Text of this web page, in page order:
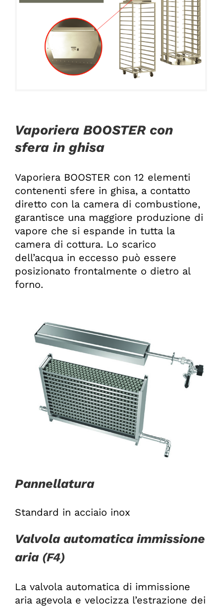
Vaporiera BOOSTER con
sfera in ghisa
Vaporiera BOOSTER con 12 elementi
contenenti sfere in ghisa, a contatto
diretto con la camera di combustione,
garantisce una maggiore produzione di
vapore che si espande in tutta la
camera di cottura. Lo scarico
dell’acqua in eccesso può essere
posizionato frontalmente o dietro al
forno.
Pannellatura
Standard in acciaio inox
Valvola automatica immissione
aria (F4)
La valvola automatica di immissione
aria agevola e velocizza l’estrazione dei